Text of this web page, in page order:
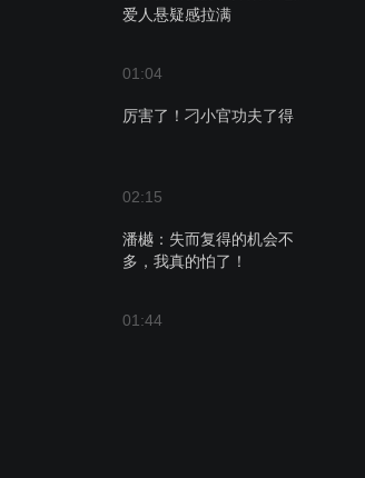
爱人悬疑感拉满
01:04
厉害了！刁小官功夫了得
02:15
潘樾：失而复得的机会不
多，我真的怕了！
01:44